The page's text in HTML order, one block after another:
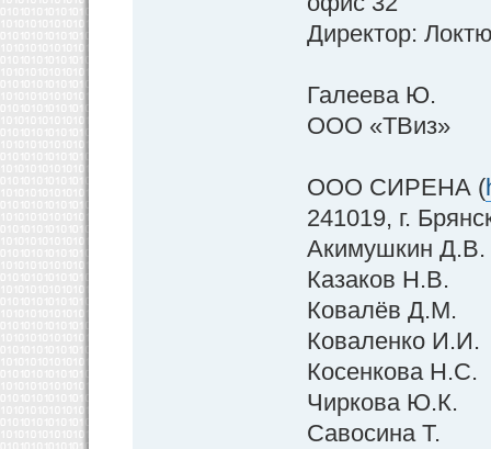
Директор:
Галеева Ю.
ООО «ТВиз»
ООО СИРЕНА (
241019, г.
Акимушкин Д.В.
Казаков Н.В.
Ковалёв Д.М.
Коваленко И.И.
Косенкова Н.С.
Чиркова Ю.К.
Савосина Т.